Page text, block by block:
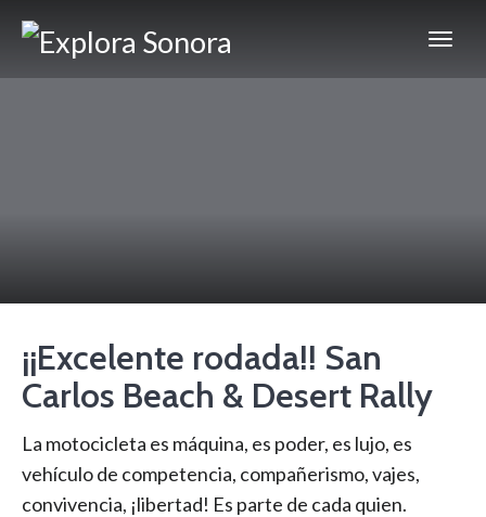
¡¡Excelente rodada!! San
Carlos Beach & Desert Rally
La motocicleta es máquina, es poder, es lujo, es
vehículo de competencia, compañerismo, vajes,
convivencia, ¡libertad! Es parte de cada quien.